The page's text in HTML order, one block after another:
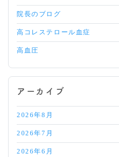
院長のブログ
高コレステロール血症
高血圧
アーカイブ
2026年8月
2026年7月
2026年6月